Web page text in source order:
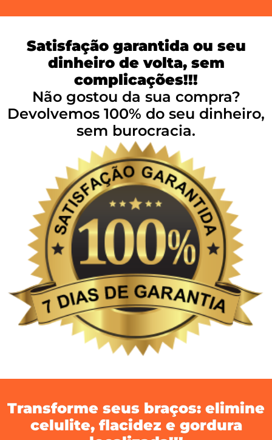
Satisfação garantida ou seu
dinheiro de volta, sem
complicações!!!
Não gostou da sua compra?
Devolvemos 100% do seu dinheiro,
sem burocracia.
Transforme seus braços: elimine
celulite, flacidez e gordura